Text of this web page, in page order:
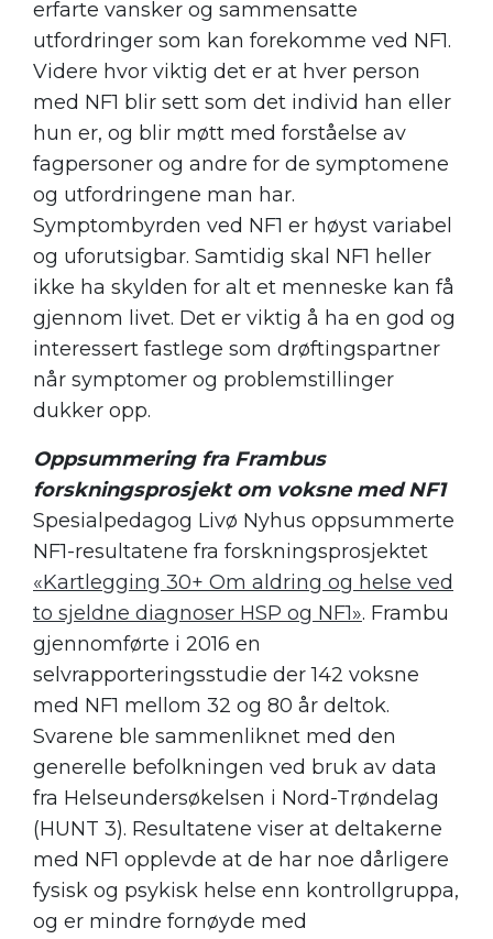
erfarte vansker og sammensatte
utfordringer som kan forekomme ved NF1.
Videre hvor viktig det er at hver person
med NF1 blir sett som det individ han eller
hun er, og blir møtt med forståelse av
fagpersoner og andre for de symptomene
og utfordringene man har.
Symptombyrden ved NF1 er høyst variabel
og uforutsigbar. Samtidig skal NF1 heller
ikke ha skylden for alt et menneske kan få
gjennom livet. Det er viktig å ha en god og
interessert fastlege som drøftingspartner
når symptomer og problemstillinger
dukker opp.
Oppsummering fra Frambus
forskningsprosjekt om voksne med NF1
Spesialpedagog Livø Nyhus oppsummerte
NF1-resultatene fra forskningsprosjektet
«Kartlegging 30+ Om aldring og helse ved
to sjeldne diagnoser HSP og NF1». Frambu
gjennomførte i 2016 en
selvrapporteringsstudie der 142 voksne
med NF1 mellom 32 og 80 år deltok.
Svarene ble sammenliknet med den
generelle befolkningen ved bruk av data
fra Helseundersøkelsen i Nord-Trøndelag
(HUNT 3). Resultatene viser at deltakerne
med NF1 opplevde at de har noe dårligere
fysisk og psykisk helse enn kontrollgruppa,
og er mindre fornøyde med